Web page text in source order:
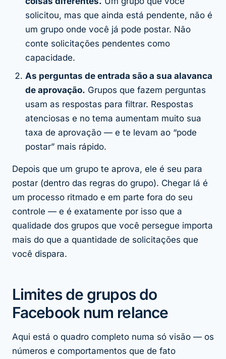
solicitou, mas que ainda está pendente, não é
um grupo onde você já pode postar. Não
conte solicitações pendentes como
capacidade.
As perguntas de entrada são a sua alavanca
de aprovação. Grupos que fazem perguntas
usam as respostas para filtrar. Respostas
atenciosas e no tema aumentam muito sua
taxa de aprovação — e te levam ao “pode
postar” mais rápido.
Depois que um grupo te aprova, ele é seu para
postar (dentro das regras do grupo). Chegar lá é
um processo ritmado e em parte fora do seu
controle — e é exatamente por isso que a
qualidade dos grupos que você persegue importa
mais do que a quantidade de solicitações que
você dispara.
Limites de grupos do
Facebook num relance
Aqui está o quadro completo numa só visão — os
números e comportamentos que de fato